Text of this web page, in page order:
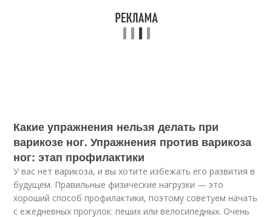
Какие упражнения нельзя делать при
варикозе ног. Упражнения против варикоза
ног: этап профилактики
У вас нет варикоза, и вы хотите избежать его развития в
будущем. Правильные физические нагрузки — это
хороший способ профилактики, поэтому советуем начать
с ежедневных прогулок: пеших или велосипедных. Очень